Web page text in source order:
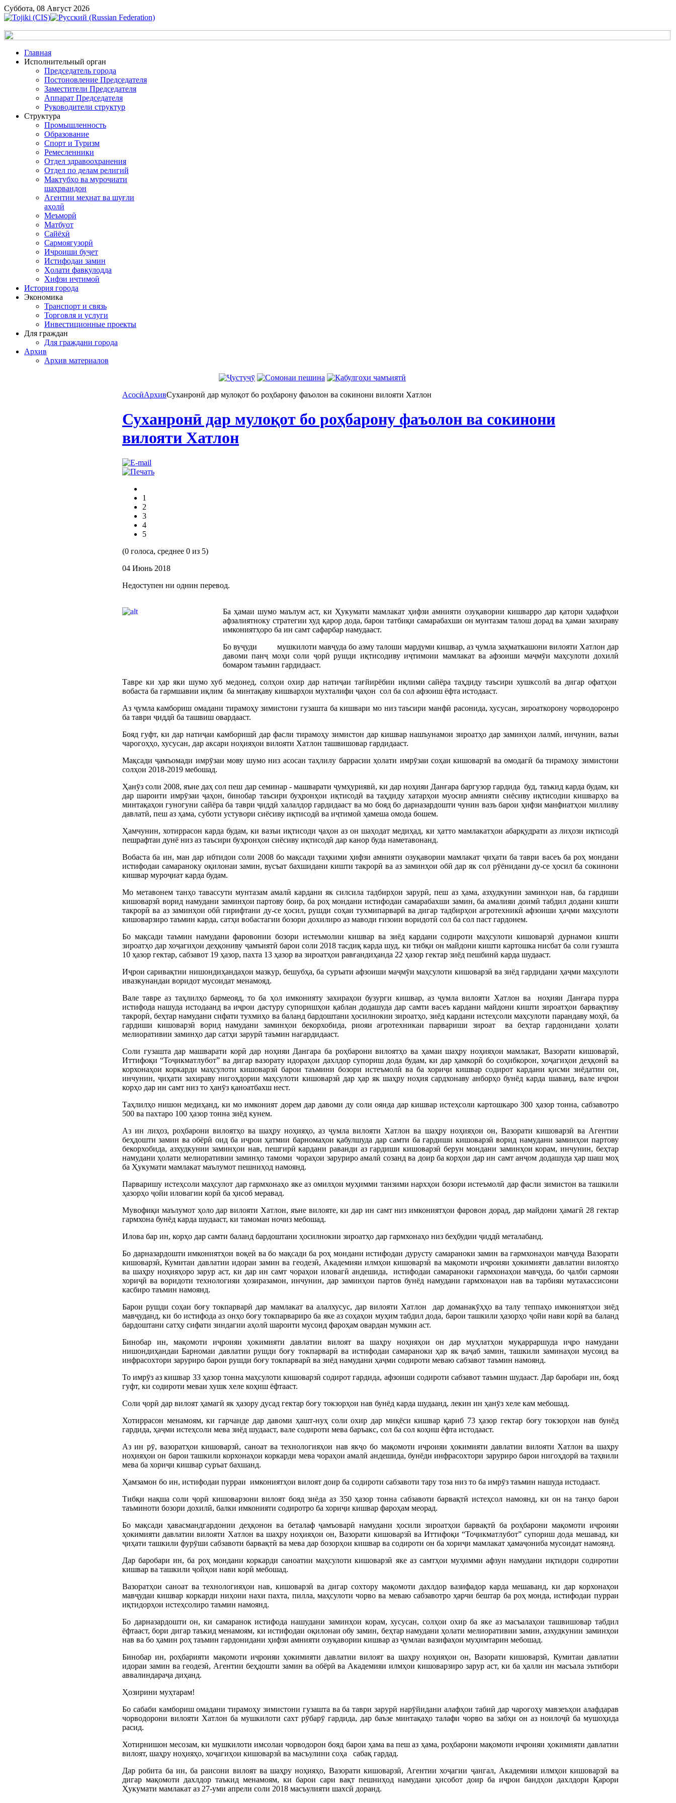
Суббота, 08 Август 2026
Главная
Исполнительный орган
Председатель города
Постоновление Председателя
Заместители Председателя
Аппарат Председателя
Руководители структур
Структура
Промышленность
Образование
Спорт и Туризм
Ремесленники
Отдел здравоохранения
Отдел по делам религий
Мактубҳо ва муроҷиати
шаҳрвандон
Агентии меҳнат ва шуғли
аҳолӣ
Меъморӣ
Матбуот
Сайёҳӣ
Сармоягузорӣ
Иҷроиши буҷет
Истифодаи замин
Ҳолати фавқулодда
Хифзи иҷтимоӣ
История города
Экономика
Транспорт и связь
Торговля и услуги
Инвестиционные проекты
Для граждан
Для граждани города
Архив
Архив материалов
АсосӣАрхивСуханронӣ дар мулоқот бо роҳбарону фаъолон ва сокинони вилояти Хатлон
Суханронӣ дар мулоқот бо роҳбарону фаъолон ва сокинони
вилояти Хатлон
1
2
3
4
5
(0 голоса, среднее 0 из 5)
04 Июнь 2018
Недоступен ни однин перевод.
Ба ҳамаи шумо маълум аст, ки Ҳукумати мамлакат ҳифзи амнияти озуқавории кишварро дар қатори ҳадафҳои
афзалиятноку стратегии худ қарор дода, барои татбиқи самарабахши он мунтазам талош дорад ва ҳамаи захираву
имкониятҳоро ба ин самт сафарбар намудааст.
Бо вуҷуди мушкилоти мавҷуда бо азму талоши мардуми кишвар, аз ҷумла заҳматкашони вилояти Хатлон дар
давоми панҷ моҳи соли ҷорӣ рушди иқтисодиву иҷтимоии мамлакат ва афзоиши маҷмӯи маҳсулоти дохилӣ
бомаром таъмин гардидааст.
Тавре ки ҳар яки шумо хуб медонед, солҳои охир дар натиҷаи тағйирёбии иқлими сайёра таҳдиду таъсири хушксолӣ ва дигар офатҳои
вобаста ба гармшавии иқлим ба минтақаву кишварҳои мухталифи ҷаҳон сол ба сол афзоиш ёфта истодааст.
Аз ҷумла камбориш омадани тирамоҳу зимистони гузашта ба кишвари мо низ таъсири манфӣ расонида, хусусан, зироаткорону чорводоронро
ба таври ҷиддӣ ба ташвиш овардааст.
Бояд гуфт, ки дар натиҷаи камборишӣ дар фасли тирамоҳу зимистон дар кишвар нашъунамои зироатҳо дар заминҳои лалмӣ, инчунин, вазъи
чарогоҳҳо, хусусан, дар аксари ноҳияҳои вилояти Хатлон ташвишовар гардидааст.
Мақсади ҷамъомади имрӯзаи мову шумо низ асосан таҳлилу баррасии ҳолати имрӯзаи соҳаи кишоварзӣ ва омодагӣ ба тирамоҳу зимистони
солҳои 2018-2019 мебошад.
Ҳанӯз соли 2008, яъне даҳ сол пеш дар семинар - машварати ҷумҳуриявӣ, ки дар ноҳияи Данғара баргузор гардида буд, таъкид карда будам, ки
дар шароити имрӯзаи ҷаҳон, бинобар таъсири буҳронҳои иқтисодӣ ва таҳдиду хатарҳои муосир амнияти сиёсиву иқтисодии кишварҳо ва
минтақаҳои гуногуни сайёра ба таври ҷиддӣ халалдор гардидааст ва мо бояд бо дарназардошти чунин вазъ барои ҳифзи манфиатҳои милливу
давлатӣ, пеш аз ҳама, суботи устувори сиёсиву иқтисодӣ ва иҷтимоӣ ҳамеша омода бошем.
Ҳамчунин, хотиррасон карда будам, ки вазъи иқтисоди ҷаҳон аз он шаҳодат медиҳад, ки ҳатто мамлакатҳои абарқудрати аз лиҳози иқтисодӣ
пешрафтаи дунё низ аз таъсири буҳронҳои сиёсиву иқтисодӣ дар канор буда наметавонанд.
Вобаста ба ин, ман дар ибтидои соли 2008 бо мақсади таҳкими ҳифзи амнияти озуқавории мамлакат ҷиҳати ба таври васеъ ба роҳ мондани
истифодаи самараноку оқилонаи замин, вусъат бахшидани кишти такрорӣ ва аз заминҳои обӣ дар як сол рӯёнидани ду-се ҳосил ба сокинони
кишвар муроҷиат карда будам.
Мо метавонем танҳо тавассути мунтазам амалӣ кардани як силсила тадбирҳои зарурӣ, пеш аз ҳама, азхудкунии заминҳои нав, ба гардиши
кишоварзӣ ворид намудани заминҳои партову боир, ба роҳ мондани истифодаи самарабахши замин, ба амалияи доимӣ табдил додани кишти
такрорӣ ва аз заминҳои обӣ гирифтани ду-се ҳосил, рушди соҳаи тухмипарварӣ ва дигар тадбирҳои агротехникӣ афзоиши ҳаҷми маҳсулоти
кишоварзиро таъмин карда, сатҳи вобастагии бозори дохилиро аз маводи ғизоии воридотӣ сол ба сол паст гардонем.
Бо мақсади таъмин намудани фаровонии бозори истеъмолии кишвар ва зиёд кардани содироти маҳсулоти кишоварзӣ дурнамои кишти
зироатҳо дар хоҷагиҳои деҳқониву ҷамъиятӣ барои соли 2018 тасдиқ карда шуд, ки тибқи он майдони кишти картошка нисбат ба соли гузашта
10 ҳазор гектар, сабзавот 19 ҳазор, пахта 13 ҳазор ва зироатҳои равғандиҳанда 22 ҳазор гектар зиёд пешбинӣ карда шудааст.
Иҷрои саривақтии нишондиҳандаҳои мазкур, бешубҳа, ба суръати афзоиши маҷмӯи маҳсулоти кишоварзӣ ва зиёд гардидани ҳаҷми маҳсулоти
ивазкунандаи воридот мусоидат менамояд.
Вале тавре аз таҳлилҳо бармеояд, то ба ҳол имконияту захираҳои бузурги кишвар, аз ҷумла вилояти Хатлон ва ноҳияи Данғара пурра
истифода нашуда истодаанд ва иҷрои дастуру супоришҳои қаблан додашуда дар самти васеъ кардани майдони кишти зироатҳои барвақтиву
такрорӣ, беҳтар намудани сифати тухмиҳо ва баланд бардоштани ҳосилнокии зироатҳо, зиёд кардани истеҳсоли маҳсулоти парандаву моҳӣ, ба
гардиши кишоварзӣ ворид намудани заминҳои бекорхобида, риояи агротехникаи парвариши зироат ва беҳтар гардонидани ҳолати
мелиоративии заминҳо дар сатҳи зарурӣ таъмин нагардидааст.
Соли гузашта дар машварати корӣ дар ноҳияи Дангара ба роҳбарони вилоятҳо ва ҳамаи шаҳру ноҳияҳои мамлакат, Вазорати кишоварзӣ,
Иттифоқи “Тоҷикматлубот” ва дигар вазорату идораҳои дахлдор супориш дода будам, ки дар ҳамкорӣ бо соҳибкорон, хоҷагиҳои деҳқонӣ ва
корхонаҳои коркарди маҳсулоти кишоварзӣ барои таъмини бозори истеъмолӣ ва ба хориҷи кишвар содирот кардани қисми зиёдатии он,
инчунин, ҷиҳати захираву нигоҳдории маҳсулоти кишоварзӣ дар ҳар як шаҳру ноҳия сардхонаву анборҳо бунёд карда шаванд, вале иҷрои
корҳо дар ин самт низ то ҳанӯз қаноатбахш нест.
Таҳлилҳо нишон медиҳанд, ки мо имконият дорем дар давоми ду соли оянда дар кишвар истеҳсоли картошкаро 300 ҳазор тонна, сабзавотро
500 ва пахтаро 100 ҳазор тонна зиёд кунем.
Аз ин лиҳоз, роҳбарони вилоятҳо ва шаҳру ноҳияҳо, аз ҷумла вилояти Хатлон ва шаҳру ноҳияҳои он, Вазорати кишоварзӣ ва Агентии
беҳдошти замин ва обёрӣ оид ба иҷрои ҳатмии барномаҳои қабулшуда дар самти ба гардиши кишоварзӣ ворид намудани заминҳои партову
бекорхобида, азхудкунии заминҳои нав, пешгирӣ кардани раванди аз гардиши кишоварзӣ берун мондани заминҳои корам, инчунин, беҳтар
намудани ҳолати мелиоративии заминҳо тамоми чораҳои заруриро амалӣ созанд ва доир ба корҳои дар ин самт анҷом додашуда ҳар шаш моҳ
ба Ҳукумати мамлакат маълумот пешниҳод намоянд.
Парваришу истеҳсоли маҳсулот дар гармхонаҳо яке аз омилҳои муҳимми танзими нархҳои бозори истеъмолӣ дар фасли зимистон ва ташкили
ҳазорҳо ҷойи иловагии корӣ ба ҳисоб меравад.
Мувофиқи маълумот ҳоло дар вилояти Хатлон, яъне вилояте, ки дар ин самт низ имкониятҳои фаровон дорад, дар майдони ҳамагӣ 28 гектар
гармхона бунёд карда шудааст, ки тамоман ночиз мебошад.
Илова бар ин, корҳо дар самти баланд бардоштани ҳосилнокии зироатҳо дар гармхонаҳо низ беҳбудии ҷиддӣ металабанд.
Бо дарназардошти имкониятҳои воқеӣ ва бо мақсади ба роҳ мондани истифодаи дурусту самараноки замин ва гармхонаҳои мавҷуда Вазорати
кишоварзӣ, Кумитаи давлатии идораи замин ва геодезӣ, Академияи илмҳои кишоварзӣ ва мақомоти иҷроияи ҳокимияти давлатии вилоятҳо
ва шаҳру ноҳияҳоро зарур аст, ки дар ин самт чораҳои иловагӣ андешида, истифодаи самараноки гармхонаҳои мавҷуда, бо ҷалби сармояи
хориҷӣ ва воридоти технологияи ҳозиразамон, инчунин, дар заминҳои партов бунёд намудани гармхонаҳои нав ва тарбияи мутахассисони
касбиро таъмин намоянд.
Барои рушди соҳаи боғу токпарварӣ дар мамлакат ва алалхусус, дар вилояти Хатлон дар доманакӯҳҳо ва талу теппаҳо имкониятҳои зиёд
мавҷуданд, ки бо истифода аз онҳо боғу токпарвариро ба яке аз соҳаҳои муҳим табдил дода, барои ташкили ҳазорҳо ҷойи нави корӣ ва баланд
бардоштани сатҳу сифати зиндагии аҳолӣ шароити мусоид фароҳам овардан мумкин аст.
Бинобар ин, мақомоти иҷроияи ҳокимияти давлатии вилоят ва шаҳру ноҳияҳои он дар муҳлатҳои муқарраршуда иҷро намудани
нишондиҳандаи Барномаи давлатии рушди боғу токпарварӣ ва истифодаи самараноки ҳар як ваҷаб замин, ташкили заминаҳои мусоид ва
инфрасохтори заруриро барои рушди боғу токпарварӣ ва зиёд намудани ҳаҷми содироти меваю сабзавот таъмин намоянд.
То имрӯз аз кишвар 33 ҳазор тонна маҳсулоти кишоварзӣ содирот гардида, афзоиши содироти сабзавот таъмин шудааст. Дар баробари ин, бояд
гуфт, ки содироти меваи хушк хеле коҳиш ёфтааст.
Соли ҷорӣ дар вилоят ҳамагӣ як ҳазору дусад гектар боғу токзорҳои нав бунёд карда шудаанд, лекин ин ҳанӯз хеле кам мебошад.
Хотиррасон менамоям, ки гарчанде дар давоми ҳашт-нуҳ соли охир дар миқёси кишвар қариб 73 ҳазор гектар боғу токзорҳои нав бунёд
гардида, ҳаҷми истеҳсоли мева зиёд шудааст, вале содироти мева баръакс, сол ба сол коҳиш ёфта истодааст.
Аз ин рӯ, вазоратҳои кишоварзӣ, саноат ва технологияҳои нав якҷо бо мақомоти иҷроияи ҳокимияти давлатии вилояти Хатлон ва шаҳру
ноҳияҳои он барои ташкили корхонаҳои коркарди мева чораҳои амалӣ андешида, бунёди инфрасохтори заруриро барои нигоҳдорӣ ва таҳвили
мева ба хориҷи кишвар суръат бахшанд.
Ҳамзамон бо ин, истифодаи пурраи имкониятҳои вилоят доир ба содироти сабзавоти тару тоза низ то ба имрӯз таъмин нашуда истодааст.
Тибқи нақша соли ҷорӣ кишоварзони вилоят бояд зиёда аз 350 ҳазор тонна сабзавоти барвақтӣ истеҳсол намоянд, ки он на танҳо барои
таъминоти бозори дохилӣ, балки имконияти содиротро ба хориҷи кишвар фароҳам меорад.
Бо мақсади ҳавасмандгардонии деҳқонон ва беталаф ҷамъоварӣ намудани ҳосили зироатҳои барвақтӣ ба роҳбарони мақомоти иҷроияи
ҳокимияти давлатии вилояти Хатлон ва шаҳру ноҳияҳои он, Вазорати кишоварзӣ ва Иттифоқи “Тоҷикматлубот” супориш дода мешавад, ки
ҷиҳати ташкили фурӯши сабзавоти барвақтӣ ва мева дар бозорҳои кишвар ва содироти он ба хориҷи мамлакат ҳамаҷониба мусоидат намоянд.
Дар баробари ин, ба роҳ мондани коркарди саноатии маҳсулоти кишоварзӣ яке аз самтҳои муҳимми афзун намудани иқтидори содиротии
кишвар ва ташкили ҷойҳои нави корӣ мебошад.
Вазоратҳои саноат ва технологияҳои нав, кишоварзӣ ва дигар сохтору мақомоти дахлдор вазифадор карда мешаванд, ки дар корхонаҳои
мавҷудаи кишвар коркарди ниҳоии нахи пахта, пилла, маҳсулоти чорво ва меваю сабзавотро ҳарчи бештар ба роҳ монда, истифодаи пурраи
иқтидорҳои истеҳсолиро таъмин намоянд.
Бо дарназардошти он, ки самаранок истифода нашудани заминҳои корам, хусусан, солҳои охир ба яке аз масъалаҳои ташвишовар табдил
ёфтааст, бори дигар таъкид менамоям, ки истифодаи оқилонаи обу замин, беҳтар намудани ҳолати мелиоративии замин, азхудкунии заминҳои
нав ва бо ҳамин роҳ таъмин гардонидани ҳифзи амнияти озуқавории кишвар аз ҷумлаи вазифаҳои муҳимтарин мебошад.
Бинобар ин, роҳбарияти мақомоти иҷроияи ҳокимияти давлатии вилоят ва шаҳру ноҳияҳои он, Вазорати кишоварзӣ, Кумитаи давлатии
идораи замин ва геодезӣ, Агентии беҳдошти замин ва обёрӣ ва Академияи илмҳои кишоварзиро зарур аст, ки ба ҳалли ин масъала эътибори
аввалиндараҷа диҳанд.
Ҳозирини муҳтарам!
Бо сабаби камбориш омадани тирамоҳу зимистони гузашта ва ба таври зарурӣ нарӯйидани алафҳои табиӣ дар чарогоҳу мавзеъҳои алафдарав
чорводорони вилояти Хатлон ба мушкилоти сахт рӯбарӯ гардида, дар баъзе минтақаҳо талафи чорво ва забҳи он аз ноилоҷӣ ба мушоҳида
расид.
Хотирнишон месозам, ки мушкилоти имсолаи чорводорон бояд барои ҳама ва пеш аз ҳама, роҳбарони мақомоти иҷроияи ҳокимияти давлатии
вилоят, шаҳру ноҳияҳо, хоҷагиҳои кишоварзӣ ва масъулини соҳа сабақ гардад.
Дар робита ба ин, ба раисони вилоят ва шаҳру ноҳияҳо, Вазорати кишоварзӣ, Агентии хоҷагии ҷангал, Академияи илмҳои кишоварзӣ ва
дигар мақомоти дахлдор таъкид менамоям, ки барои сари вақт пешниҳод намудани ҳисобот доир ба иҷрои бандҳои дахлдори Қарори
Ҳукумати мамлакат аз 27-уми апрели соли 2018 масъулияти шахсӣ доранд.